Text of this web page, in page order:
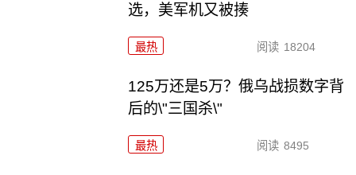
选，美军机又被揍
最热 阅读 18204
125万还是5万？俄乌战损数字背
后的\"三国杀\"
最热 阅读 8495